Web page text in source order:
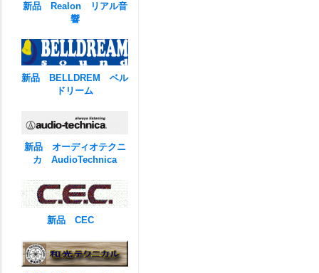
新品 Realon リアル音
響
新品 BELLDREM ベル
ドリーム
新品 オーディオテクニ
カ AudioTechnica
新品 CEC